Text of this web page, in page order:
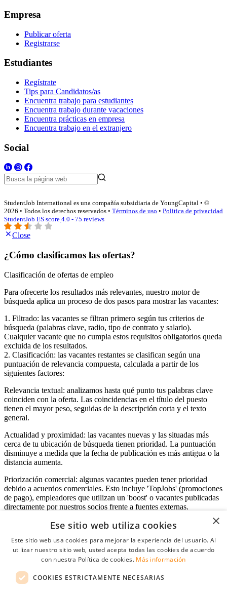
Empresa
Publicar oferta
Registrarse
Estudiantes
Regístrate
Tips para Candidatos/as
Encuentra trabajo para estudiantes
Encuentra trabajo durante vacaciones
Encuentra prácticas en empresa
Encuentra trabajo en el extranjero
Social
StudentJob International es una compañía subsidiaria de YoungCapital • ©
2026 • Todos los derechos reservados • Términos de uso • Politica de privacidad
StudentJob ES score 4.0 - 75 reviews
Close
¿Cómo clasificamos las ofertas?
Clasificación de ofertas de empleo
Para ofrecerte los resultados más relevantes, nuestro motor de
búsqueda aplica un proceso de dos pasos para mostrar las vacantes:
1. Filtrado: las vacantes se filtran primero según tus criterios de
búsqueda (palabras clave, radio, tipo de contrato y salario).
Cualquier vacante que no cumpla estos requisitos obligatorios queda
excluida de los resultados.
2. Clasificación: las vacantes restantes se clasifican según una
puntuación de relevancia compuesta, calculada a partir de los
siguientes factores:
Relevancia textual: analizamos hasta qué punto tus palabras clave
coinciden con la oferta. Las coincidencias en el título del puesto
tienen el mayor peso, seguidas de la descripción corta y el texto
general.
Actualidad y proximidad: las vacantes nuevas y las situadas más
cerca de tu ubicación de búsqueda tienen prioridad. La puntuación
disminuye a medida que la fecha de publicación es más antigua o la
distancia aumenta.
Priorización comercial: algunas vacantes pueden tener prioridad
debido a acuerdos comerciales. Esto incluye 'TopJobs' (promociones
de pago), empleadores que utilizan un 'boost' o vacantes publicadas
directamente por nuestros socios frente a fuentes externas.
Acceso empresas
Contraseña
×
Ese sitio web utiliza cookies
Este sitio web usa cookies para mejorar la experiencia del usuario. Al
utilizar nuestro sitio web, usted acepta todas las cookies de acuerdo
con nuestra Política de cookies. Más información
COOKIES ESTRICTAMENTE NECESARIAS